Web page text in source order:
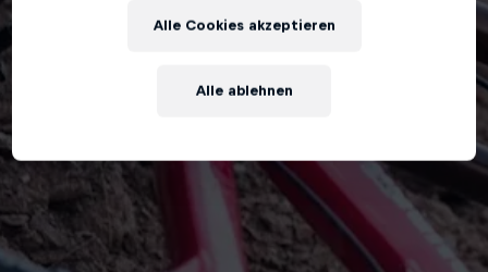
Alle ablehnen
Alle Cookies akzeptieren